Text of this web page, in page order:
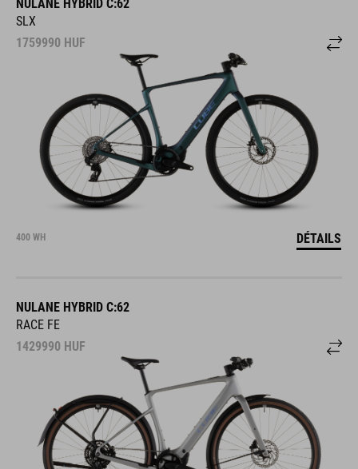
NULANE HYBRID C:62
SLX
1759990 HUF
400 WH DÉTAILS
NULANE HYBRID C:62
RACE FE
1429990 HUF